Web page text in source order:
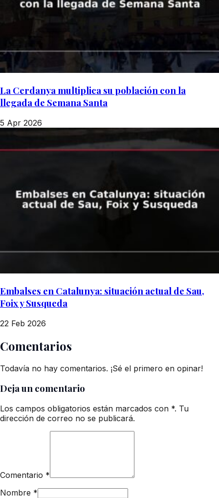
La Cerdanya multiplica su población con la
llegada de Semana Santa
5 Apr 2026
Embalses en Catalunya: situación actual de Sau,
Foix y Susqueda
22 Feb 2026
Comentarios
Todavía no hay comentarios. ¡Sé el primero en opinar!
Deja un comentario
Los campos obligatorios están marcados con *. Tu
dirección de correo no se publicará.
Comentario *
Nombre *